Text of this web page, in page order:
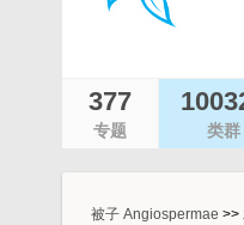
377
专题 类群
被子 Angiospermae >>